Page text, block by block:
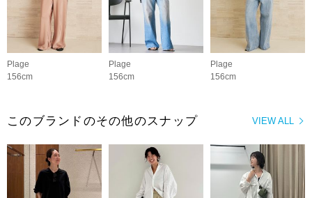
Plage
156cm
Plage
156cm
Plage
156cm
VIEW ALL
このブランドのその他のスナップ